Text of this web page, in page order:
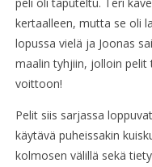
kertaalleen, mutta se oli
lopussa vielä ja Joonas
maalin tyhjiin, jolloin
voittoon!
Pelit siis sarjassa
käytävä puheissakin
kolmosen välillä sekä